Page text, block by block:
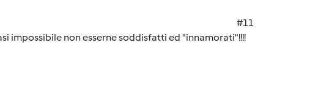
#11
impossibile non esserne soddisfatti ed "innamorati"!!!!